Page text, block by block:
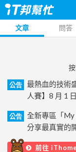
文章 問答
公告
最熱血的技術
人賽】8 月 1
公告
全新專區「My
分享最真實的
前往